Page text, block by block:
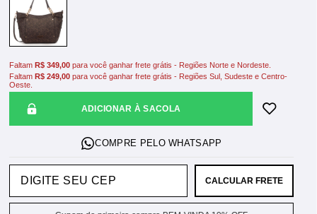
ADICIONAR À SACOLA
FaltamR$ 349,00 para você ganhar frete grátis - Regiões Norte e Nordeste.
FaltamR$ 249,00 para você ganhar frete grátis - Regiões Sul, Sudeste e Centro-
Oeste.
CALCULAR FRETE